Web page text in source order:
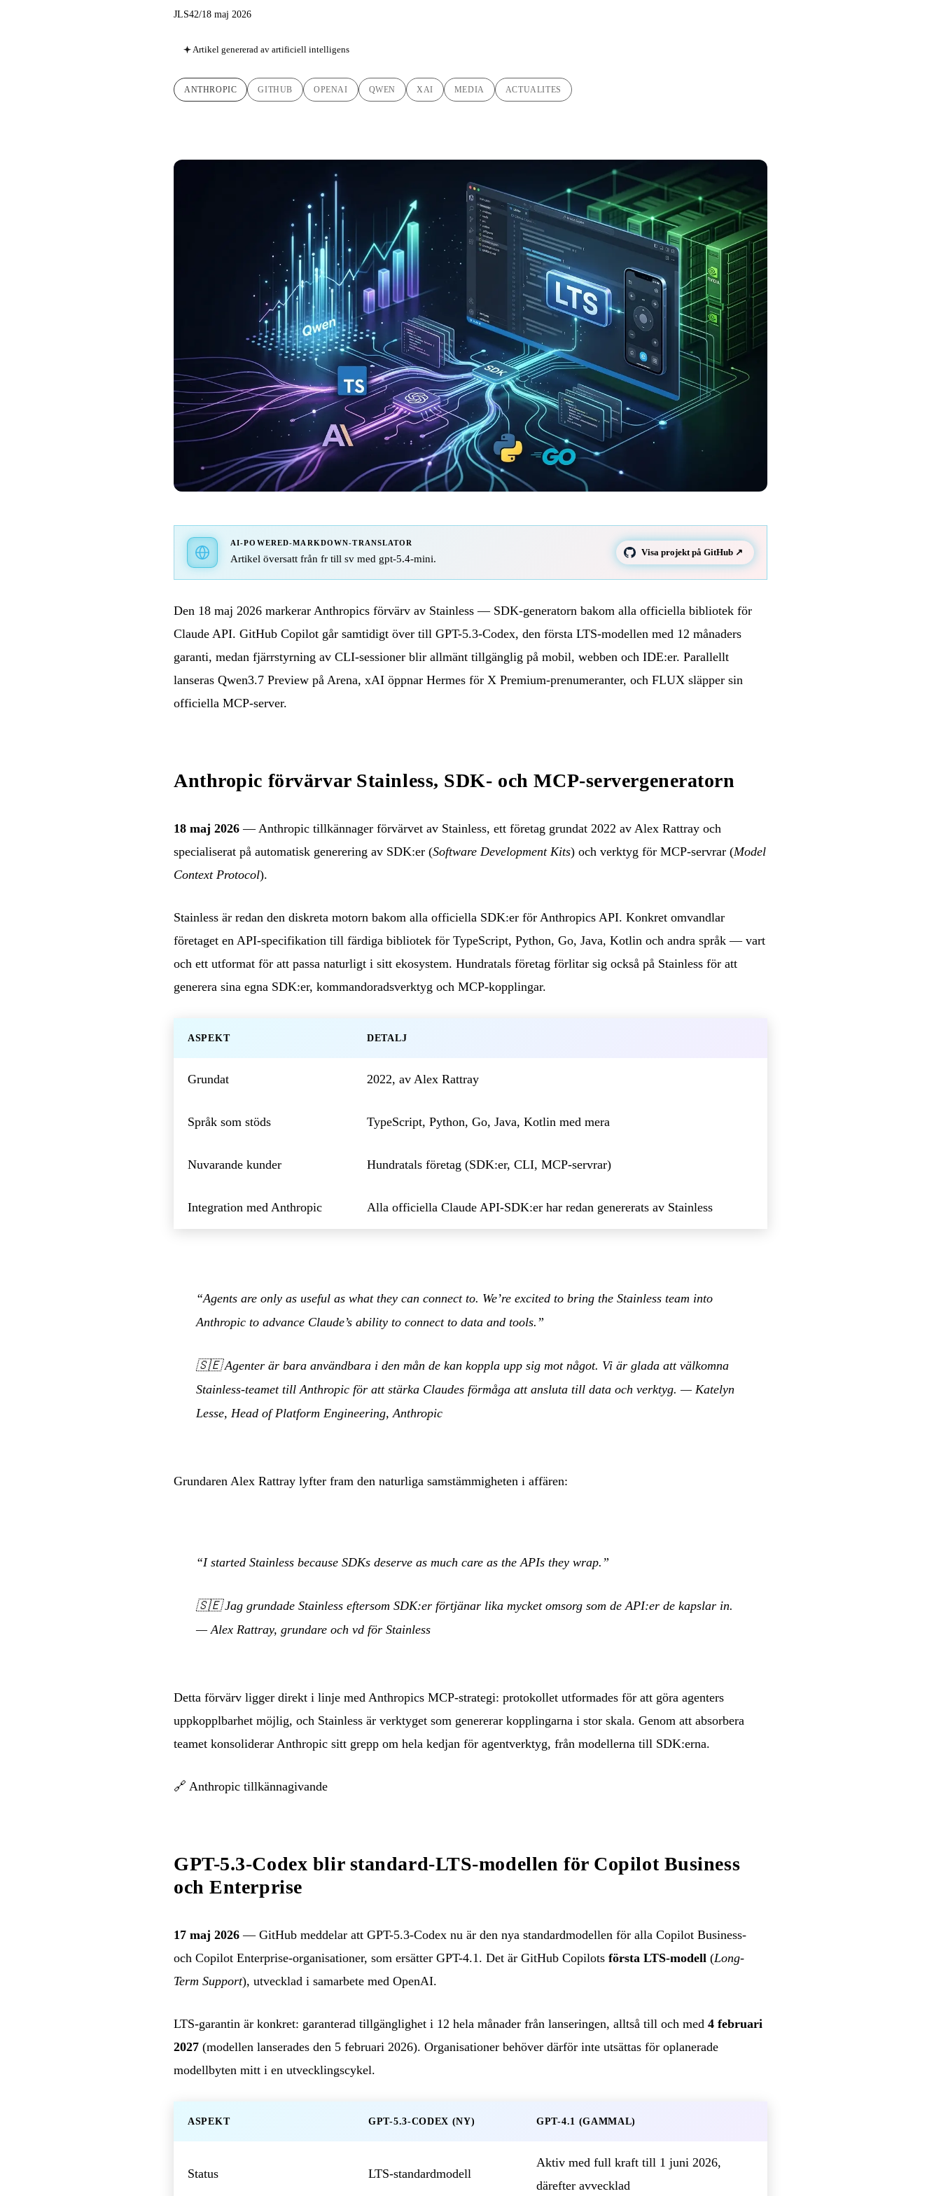
JLS42/18 maj 2026
Artikel genererad av artificiell intelligens
ANTHROPIC GITHUB OPENAI QWEN XAI MEDIA ACTUALITES
AI-POWERED-MARKDOWN-TRANSLATOR
Artikel översatt från fr till sv med gpt-5.4-mini.
Visa projekt på GitHub ↗
Den 18 maj 2026 markerar Anthropics förvärv av Stainless — SDK-generatorn bakom alla officiella bibliotek för
Claude API. GitHub Copilot går samtidigt över till GPT-5.3-Codex, den första LTS-modellen med 12 månaders
garanti, medan fjärrstyrning av CLI-sessioner blir allmänt tillgänglig på mobil, webben och IDE:er. Parallellt
lanseras Qwen3.7 Preview på Arena, xAI öppnar Hermes för X Premium-prenumeranter, och FLUX släpper sin
officiella MCP-server.
Anthropic förvärvar Stainless, SDK- och MCP-servergeneratorn
18 maj 2026 — Anthropic tillkännager förvärvet av Stainless, ett företag grundat 2022 av Alex Rattray och
specialiserat på automatisk generering av SDK:er (Software Development Kits) och verktyg för MCP-servrar (Model
Context Protocol).
Stainless är redan den diskreta motorn bakom alla officiella SDK:er för Anthropics API. Konkret omvandlar
företaget en API-specifikation till färdiga bibliotek för TypeScript, Python, Go, Java, Kotlin och andra språk — vart
och ett utformat för att passa naturligt i sitt ekosystem. Hundratals företag förlitar sig också på Stainless för att
generera sina egna SDK:er, kommandoradsverktyg och MCP-kopplingar.
ASPEKT DETALJ
Grundat 2022, av Alex Rattray
Språk som stöds TypeScript, Python, Go, Java, Kotlin med mera
Nuvarande kunder Hundratals företag (SDK:er, CLI, MCP-servrar)
Integration med Anthropic Alla officiella Claude API-SDK:er har redan genererats av Stainless
“Agents are only as useful as what they can connect to. We’re excited to bring the Stainless team into
Anthropic to advance Claude’s ability to connect to data and tools.”
🇸🇪Agenter är bara användbara i den mån de kan koppla upp sig mot något. Vi är glada att välkomna
Stainless-teamet till Anthropic för att stärka Claudes förmåga att ansluta till data och verktyg. — Katelyn
Lesse, Head of Platform Engineering, Anthropic
Grundaren Alex Rattray lyfter fram den naturliga samstämmigheten i affären:
“I started Stainless because SDKs deserve as much care as the APIs they wrap.”
🇸🇪Jag grundade Stainless eftersom SDK:er förtjänar lika mycket omsorg som de API:er de kapslar in.
— Alex Rattray, grundare och vd för Stainless
Detta förvärv ligger direkt i linje med Anthropics MCP-strategi: protokollet utformades för att göra agenters
uppkopplbarhet möjlig, och Stainless är verktyget som genererar kopplingarna i stor skala. Genom att absorbera
teamet konsoliderar Anthropic sitt grepp om hela kedjan för agentverktyg, från modellerna till SDK:erna.
🔗 Anthropic tillkännagivande
GPT-5.3-Codex blir standard-LTS-modellen för Copilot Business
och Enterprise
17 maj 2026 — GitHub meddelar att GPT-5.3-Codex nu är den nya standardmodellen för alla Copilot Business-
och Copilot Enterprise-organisationer, som ersätter GPT-4.1. Det är GitHub Copilots första LTS-modell (Long-
Term Support), utvecklad i samarbete med OpenAI.
LTS-garantin är konkret: garanterad tillgänglighet i 12 hela månader från lanseringen, alltså till och med 4 februari
2027 (modellen lanserades den 5 februari 2026). Organisationer behöver därför inte utsättas för oplanerade
modellbyten mitt i en utvecklingscykel.
ASPEKT GPT-5.3-CODEX (NY) GPT-4.1 (GAMMAL)
Status LTS-standardmodell
Aktiv med full kraft till 1 juni 2026,
därefter avvecklad